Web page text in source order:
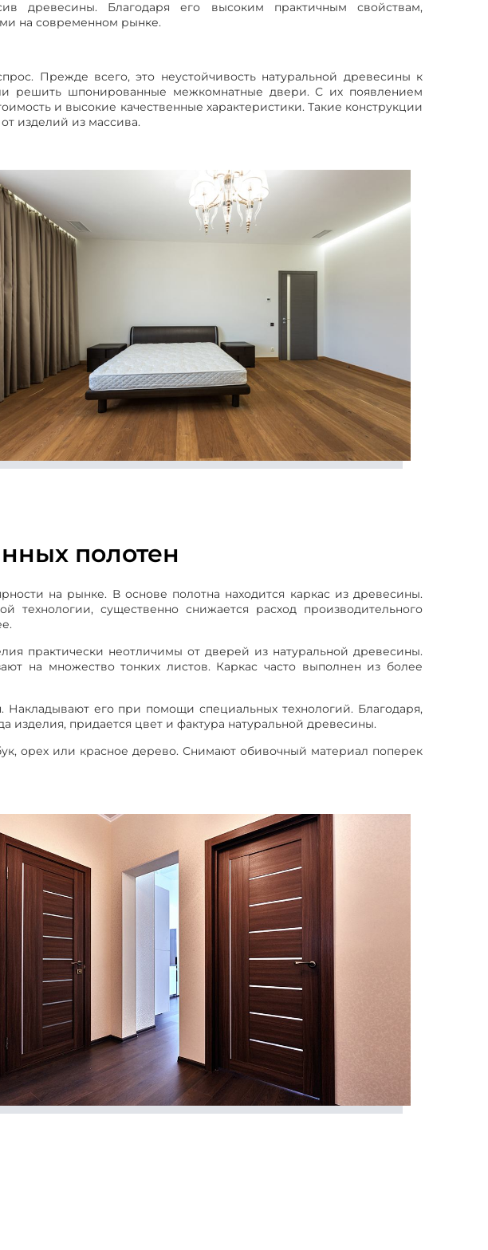
древесины. Благодаря его высоким практичным свойствам,
на современном рынке.
Прежде всего, это неустойчивость натуральной древесины к
решить шпонированные межкомнатные двери. С их появлением
и высокие качественные характеристики. Такие конструкции
изделий из массива.
полотен
на рынке. В основе полотна находится каркас из древесины.
существенно снижается расход производительного
практически неотличимы от дверей из натуральной древесины.
на множество тонких листов. Каркас часто выполнен из более
его при помощи специальных технологий. Благодаря,
изделия, придается цвет и фактура натуральной древесины.
орех или красное дерево. Снимают обивочный материал поперек